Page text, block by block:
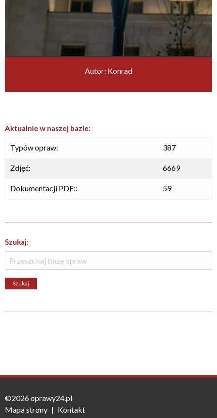
Autor: Konrad
Aktualnie w naszej bazie:
Typów opraw: 387
Zdjęć: 6669
Dokumentacji PDF:: 59
Szukaj:
©2026 oprawy24.pl
Mapa strony | Kontakt